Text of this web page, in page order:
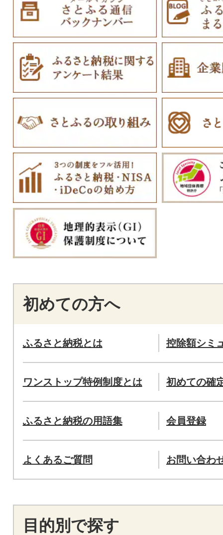
初めての方へ
ふるさと納税とは 控除額シミ
ワンストップ特例制度とは 初めての確
ふるさと納税の用語集 会員登録
よくあるご質問 お問い合わ
目的別で探す